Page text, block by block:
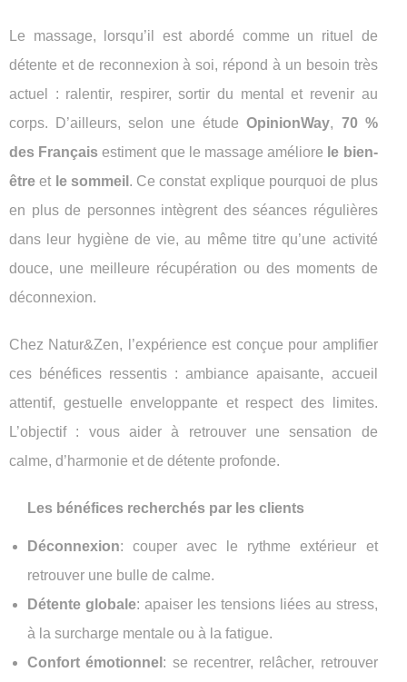
Le massage, lorsqu’il est abordé comme un rituel de
détente et de reconnexion à soi, répond à un besoin très
actuel : ralentir, respirer, sortir du mental et revenir au
corps. D’ailleurs, selon une étudeOpinionWay, 70 %
des Français estiment que le massage améliore le bien-
être et le sommeil . Ce constat explique pourquoi de plus
en plus de personnes intègrent des séances régulières
dans leur hygiène de vie, au même titre qu’une activité
douce, une meilleure récupération ou des moments de
déconnexion.
Chez Natur&Zen, l’expérience est conçue pour amplifier
ces bénéfices ressentis : ambiance apaisante, accueil
attentif, gestuelle enveloppante et respect des limites.
L’objectif : vous aider à retrouver une sensation de
calme, d’harmonie et de détente profonde.
Les bénéfices recherchés par les clients
Déconnexion: couper avec le rythme extérieur et
retrouver une bulle de calme.
Détente globale: apaiser les tensions liées au stress,
à la surcharge mentale ou à la fatigue.
Confort émotionnel : se recentrer, relâcher, retrouver